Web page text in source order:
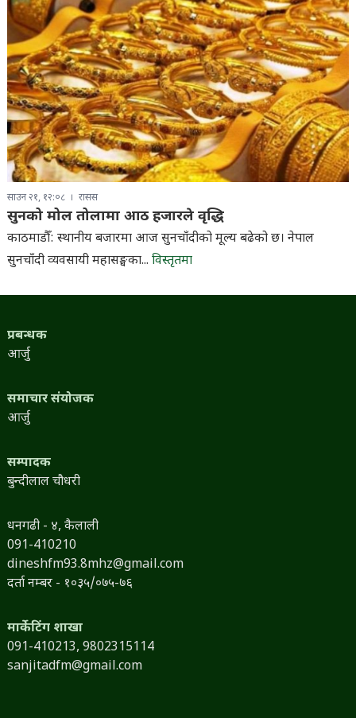
साउन २१, १२:०८ रासस
सुनको मोल तोलामा आठ हजारले वृद्धि
काठमाडौँ: स्थानीय बजारमा आज सुनचाँदीको मूल्य बढेको छ। नेपाल
सुनचाँदी व्यवसायी महासङ्घका... विस्तृतमा
प्रबन्धक
आर्जु
समाचार संयोजक
आर्जु
सम्पादक
बुन्दीलाल चौधरी
धनगढी - ४, कैलाली
091-410210
dineshfm93.8mhz@gmail.com
दर्ता नम्बर - १०३५/०७५-७६
मार्केटिंग शाखा
091-410213, 9802315114
sanjitadfm@gmail.com